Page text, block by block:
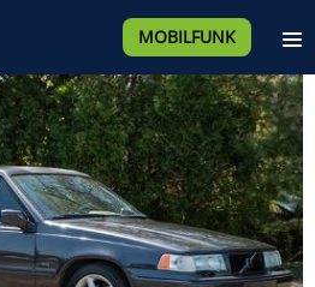
MOBILFUNK